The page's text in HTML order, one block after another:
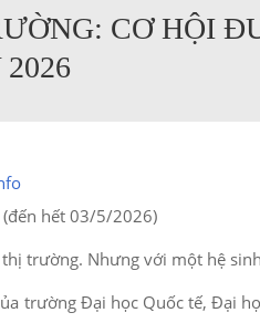
CƠ HỘI
(đến hết 03/5/2026)
trường. Nhưng với một hệ
trường Đại học Quốc tế, Đại